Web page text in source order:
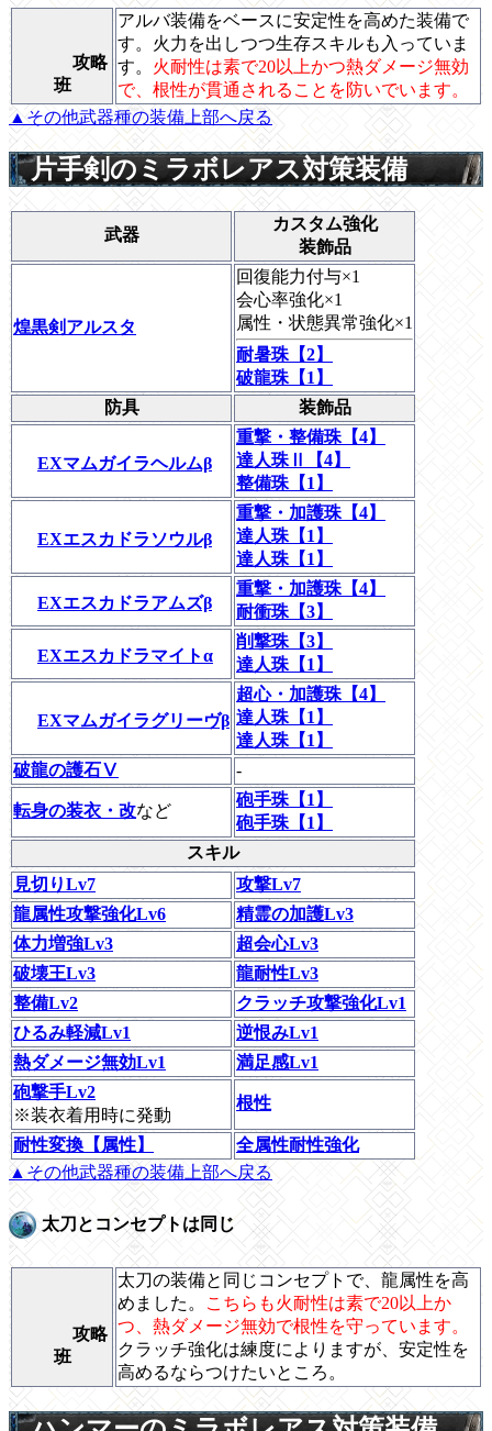
攻略
班
アルバ装備をベースに安定性を高めた装備で
す。火力を出しつつ生存スキルも入っていま
す。 火耐性は素で20以上かつ熱ダメージ無効
で、根性が貫通されることを防いでいます。
▲その他武器種の装備上部へ戻る
片手剣のミラボレアス対策装備
武器
カスタム強化
装飾品
煌黒剣アルスタ
回復能力付与×1
会心率強化×1
属性・状態異常強化×1
耐暑珠【2】
破龍珠【1】
防具
装飾品
EXマムガイラヘルムβ
重撃・整備珠【4】
達人珠Ⅱ【4】
整備珠【1】
EXエスカドラソウルβ
重撃・加護珠【4】
達人珠【1】
達人珠【1】
EXエスカドラアムズβ
重撃・加護珠【4】
耐衝珠【3】
EXエスカドラマイトα
削撃珠【3】
達人珠【1】
EXマムガイラグリーヴβ
超心・加護珠【4】
達人珠【1】
達人珠【1】
破龍の護石Ⅴ
-
転身の装衣・改など
砲手珠【1】
砲手珠【1】
スキル
見切りLv7
攻撃Lv7
龍属性攻撃強化Lv6
精霊の加護Lv3
体力増強Lv3
超会心Lv3
破壊王Lv3
龍耐性Lv3
整備Lv2
クラッチ攻撃強化Lv1
ひるみ軽減Lv1
逆恨みLv1
熱ダメージ無効Lv1
満足感Lv1
砲撃手Lv2
※装衣着用時に発動
根性
耐性変換【属性】
全属性耐性強化
▲その他武器種の装備上部へ戻る
太刀とコンセプトは同じ
攻略
班
太刀の装備と同じコンセプトで、龍属性を高
めました。
こちらも火耐性は素で20以上か
つ、熱ダメージ無効で根性を守っています。
クラッチ強化は練度によりますが、安定性を
高めるならつけたいところ。